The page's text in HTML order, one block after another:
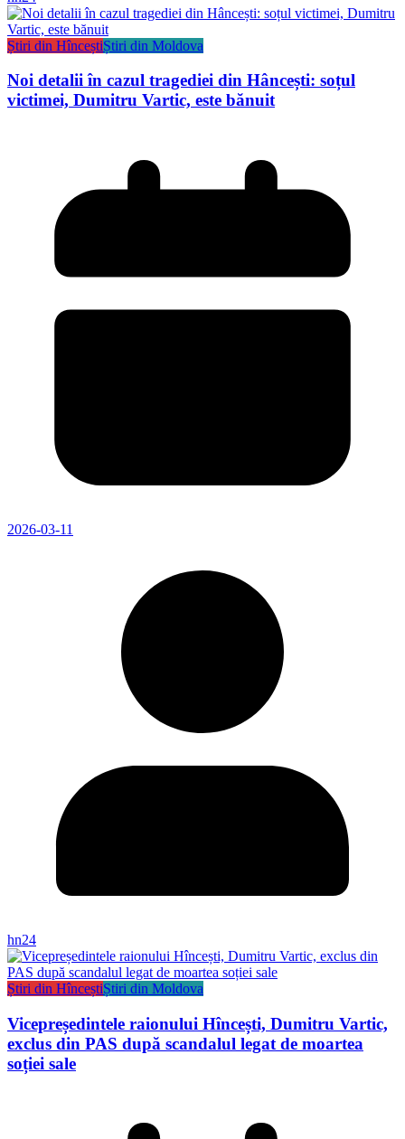
Știri din HînceștiȘtiri din Moldova
Noi detalii în cazul tragediei din Hâncești: soțul
victimei, Dumitru Vartic, este bănuit
2026-03-11
hn24
Știri din HînceștiȘtiri din Moldova
Vicepreședintele raionului Hîncești, Dumitru Vartic,
exclus din PAS după scandalul legat de moartea
soției sale